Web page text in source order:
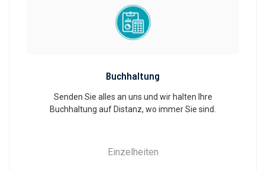
Buchhaltung
Senden Sie alles an uns und wir halten Ihre
Buchhaltung auf Distanz, wo immer Sie sind.
Einzelheiten